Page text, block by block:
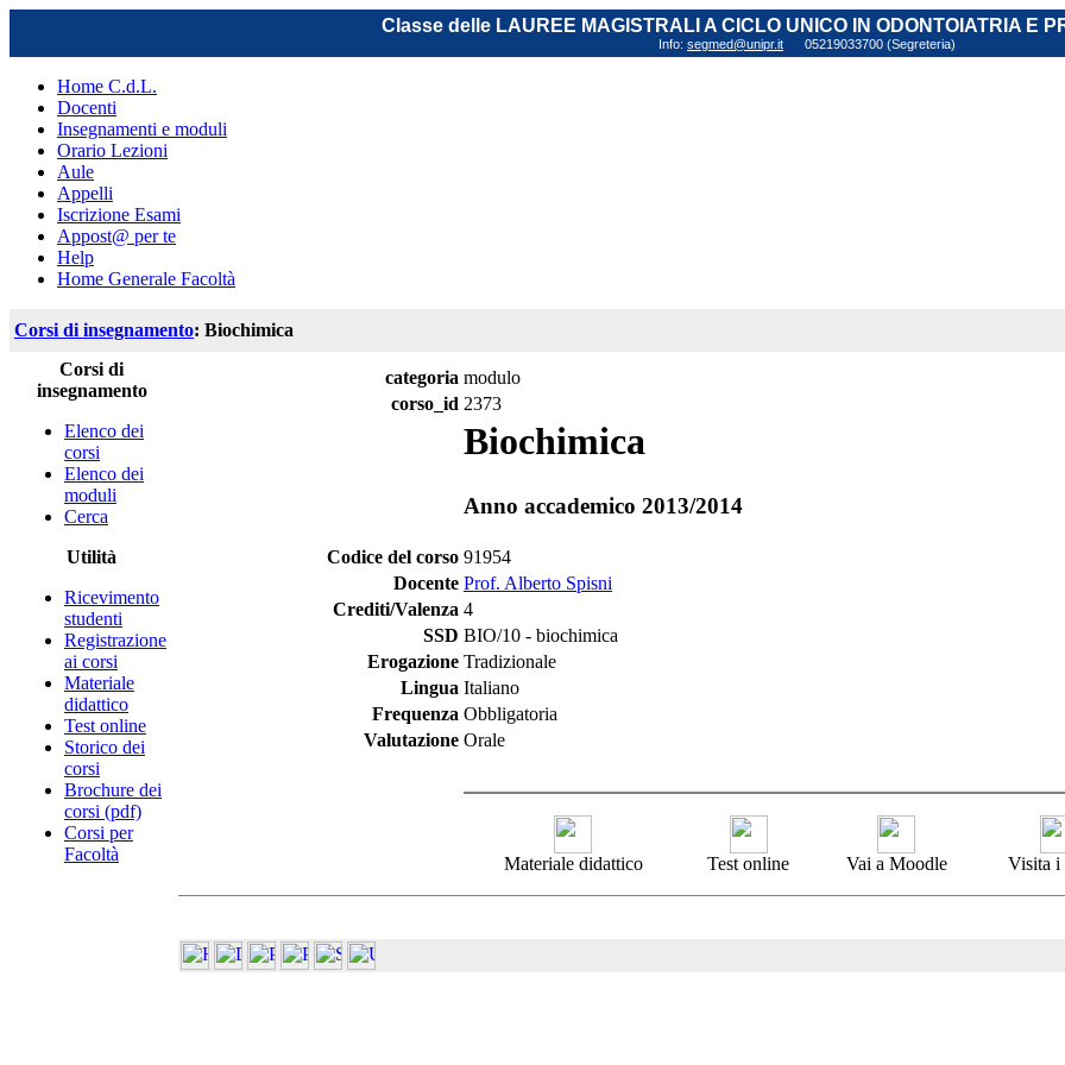
Classe delle LAUREE MAGISTRALI A CICLO UNICO IN ODONTOIATRIA E
Info: segmed@unipr.it 05219033700 (Segreteria)
Home C.d.L.
Docenti
Insegnamenti e moduli
Orario Lezioni
Aule
Appelli
Iscrizione Esami
Appost@ per te
Help
Home Generale Facoltà
Corsi di insegnamento: Biochimica
Corsi di
insegnamento
Elenco dei
corsi
Elenco dei
moduli
Cerca
Utilità
Ricevimento
studenti
Registrazione
ai corsi
Materiale
didattico
Test online
Storico dei
corsi
Brochure dei
corsi (pdf)
Corsi per
Facoltà
categoria modulo
corso_id 2373
Biochimica
Anno accademico 2013/2014
Codice del corso 91954
Docente Prof. Alberto Spisni
Crediti/Valenza 4
SSD BIO/10 - biochimica
Erogazione Tradizionale
Lingua Italiano
Frequenza Obbligatoria
Valutazione Orale
Materiale didattico Test online Vai a Moodle Visita i